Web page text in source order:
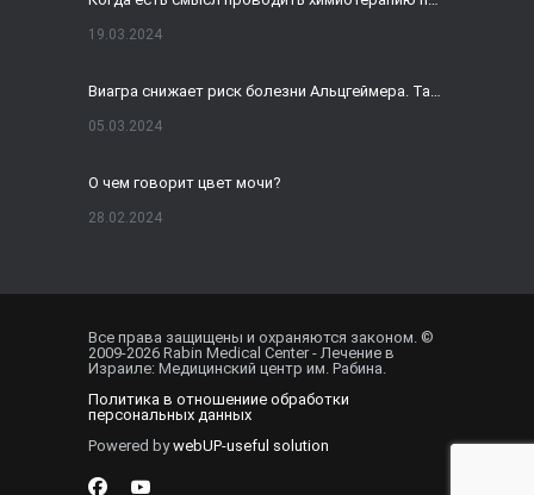
19.03.2024
05.03.2024
О чем говорит цвет мочи?
28.02.2024
01.02.2024
Все права защищены и охраняются законом. ©
2009-2026 Rabin Medical Center - Лечение в
Израиле: Медицинский центр им. Рабина.
Политика в отношениие обработки
персональных данных
Powered bywebUP-useful solution